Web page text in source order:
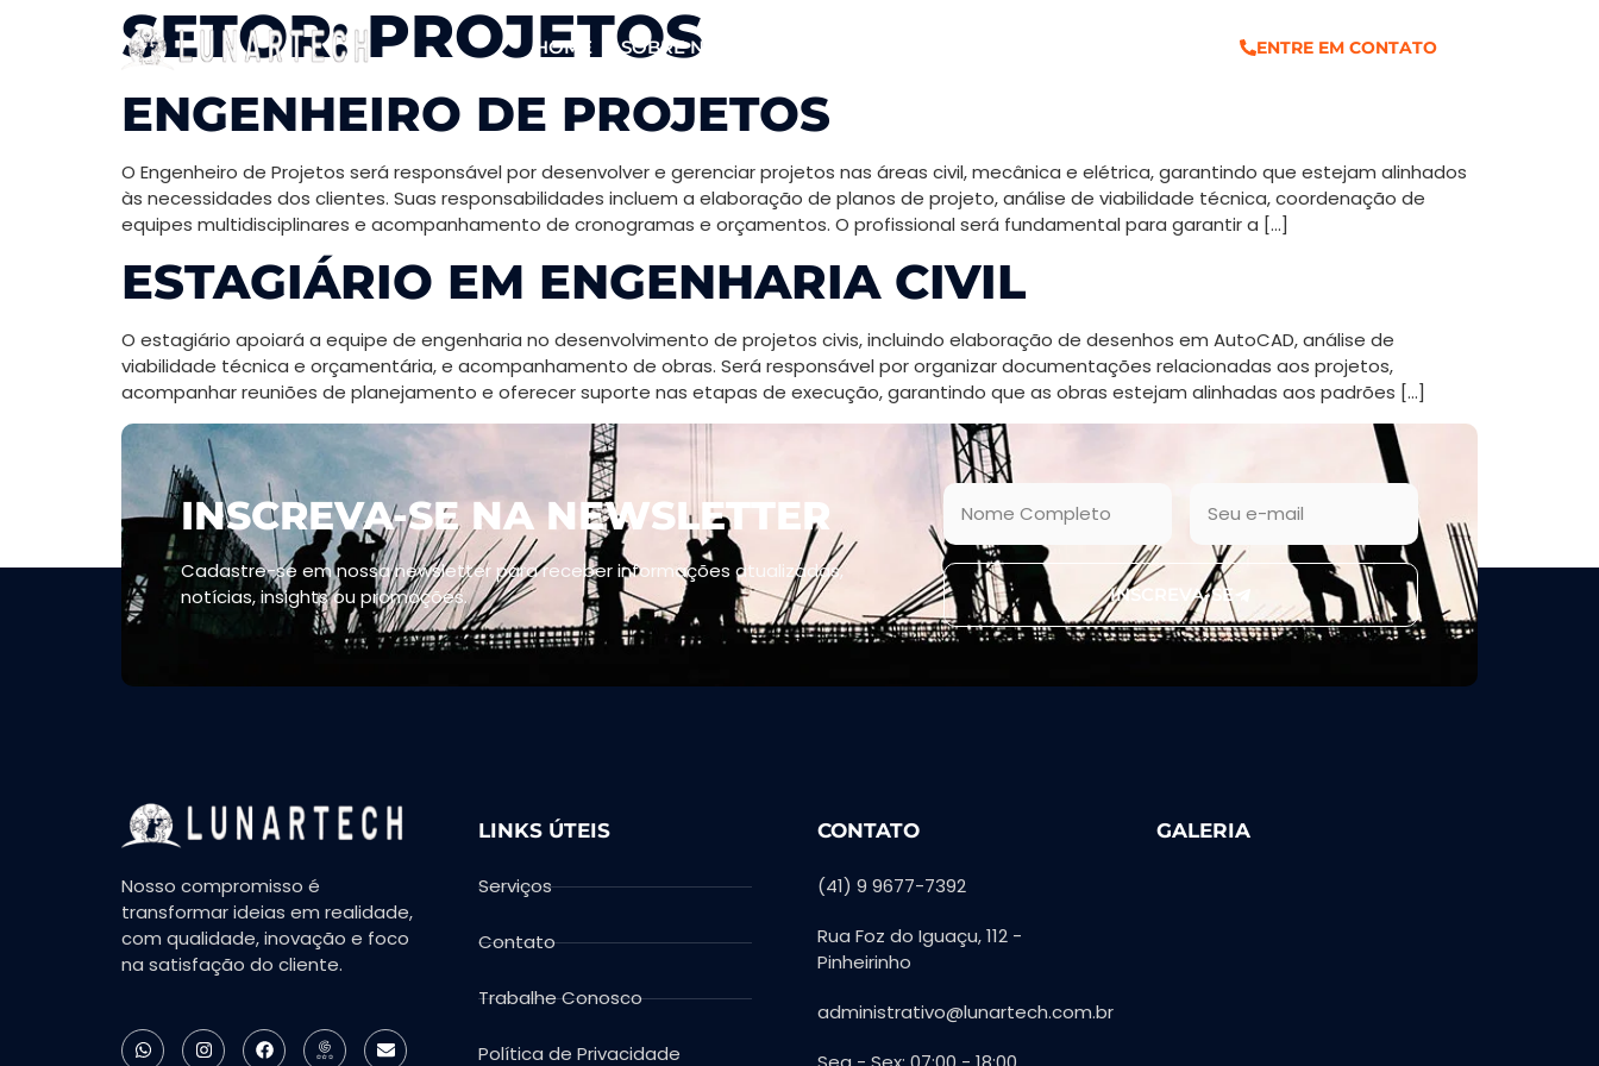
HOME SOBRE NÓS ENTRE EM CONTATO
SETOR:PROJETOS
ENGENHEIRO DE PROJETOS
O Engenheiro de Projetos será responsável por desenvolver e gerenciar projetos nas áreas civil, mecânica e elétrica, garantindo que estejam alinhados
às necessidades dos clientes. Suas responsabilidades incluem a elaboração de planos de projeto, análise de viabilidade técnica, coordenação de
equipes multidisciplinares e acompanhamento de cronogramas e orçamentos. O profissional será fundamental para garantir a […]
ESTAGIÁRIO EM ENGENHARIA CIVIL
O estagiário apoiará a equipe de engenharia no desenvolvimento de projetos civis, incluindo elaboração de desenhos em AutoCAD, análise de
viabilidade técnica e orçamentária, e acompanhamento de obras. Será responsável por organizar documentações relacionadas aos projetos,
acompanhar reuniões de planejamento e oferecer suporte nas etapas de execução, garantindo que as obras estejam alinhadas aos padrões […]
INSCREVA-SE NA NEWSLETTER
Cadastre-se em nossa newsletter para receber informações atualizadas,
notícias, insights ou promoções.
INSCREVA-SE
Nosso compromisso é
transformar ideias em realidade,
com qualidade, inovação e foco
na satisfação do cliente.
LINKS ÚTEIS
Serviços
Contato
Trabalhe Conosco
Política de Privacidade
CONTATO
(41) 9 9677-7392
Rua Foz do Iguaçu, 112 -
Pinheirinho
administrativo@lunartech.com.br
GALERIA